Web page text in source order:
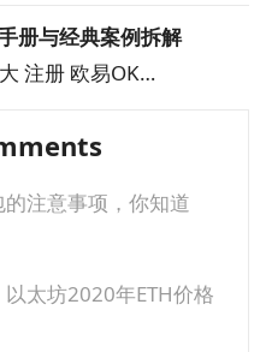
册与经典案例拆解
注册 欧易OK…
注意事项，你知道
以太坊2020年ETH价格